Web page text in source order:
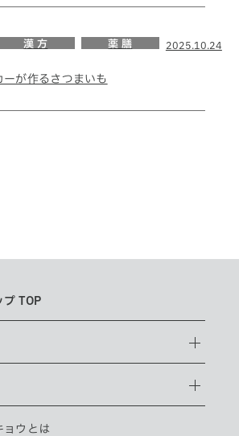
漢 方 薬 膳 2025.10.24
が作るさつまいも
プ TOP
ョウとは